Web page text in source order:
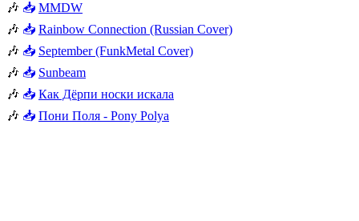
🎶 📥 MMDW
🎶 📥 Rainbow Connection (Russian Cover)
🎶 📥 September (FunkMetal Cover)
🎶 📥 Sunbeam
🎶 📥 Как Дёрпи носки искала
🎶 📥 Пони Поля - Pony Polya